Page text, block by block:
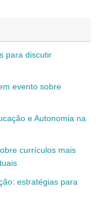
para discutir
evento sobre
e Autonomia na
currículos mais
estratégias para